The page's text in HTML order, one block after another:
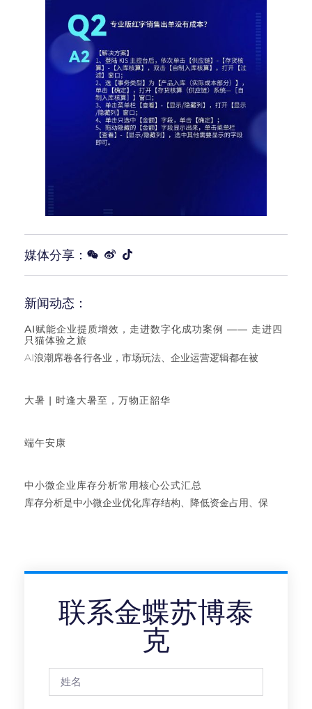
媒体分享：
新闻动态：
AI赋能企业提质增效，走进数字化成功案例 —— 走进四
只猫体验之旅
AI浪潮席卷各行各业，市场玩法、企业运营逻辑都在被
大暑 | 时逢大暑至，万物正韶华
端午安康
中小微企业库存分析常用核心公式汇总
库存分析是中小微企业优化库存结构、降低资金占用、保
联系金蝶苏博泰
克